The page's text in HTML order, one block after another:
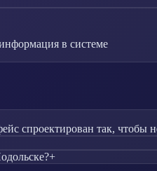
в системе
спроектирован так, чтобы
+